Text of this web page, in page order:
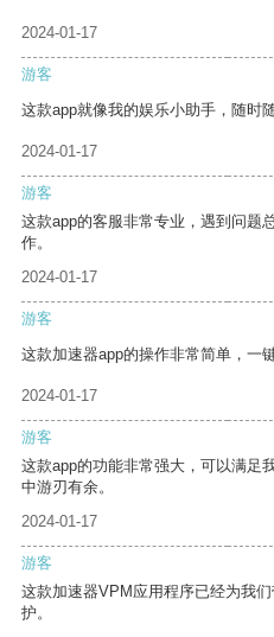
2024-01-17
游客
这款app就像我的娱乐小助手，随时
2024-01-17
游客
这款app的客服非常专业，遇到问题
作。
2024-01-17
游客
这款加速器app的操作非常简单，一
2024-01-17
游客
这款app的功能非常强大，可以满足
中游刃有余。
2024-01-17
游客
这款加速器VPM应用程序已经为我
护。